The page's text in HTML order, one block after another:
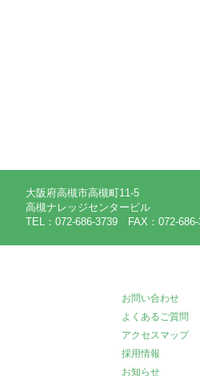
大阪府高槻市高槻町11-5
高槻ナレッジセンタービル
TEL：072-686-3739 FAX：072-686-
お問い合わせ
よくあるご質問
アクセスマップ
採用情報
お知らせ